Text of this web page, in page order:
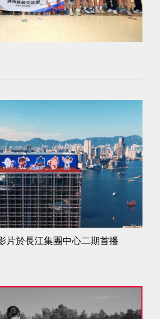
片於長江集團中心二期首播